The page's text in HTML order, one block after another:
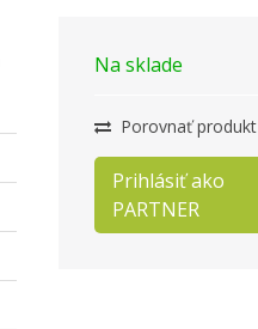
Na sklade
Porovnať produkt
Prihlásiť ako
PARTNER